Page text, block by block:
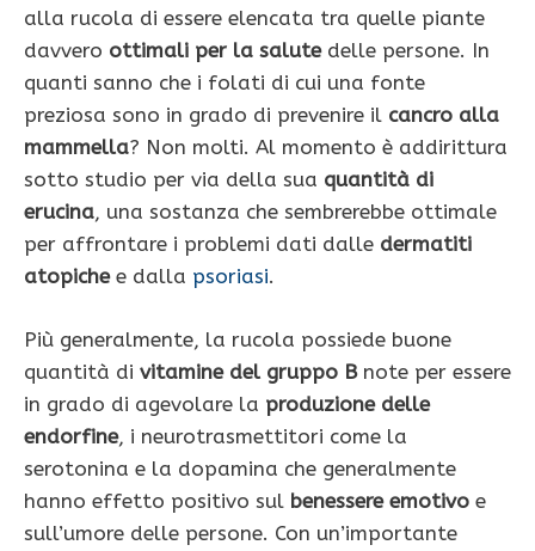
alla rucola di essere elencata tra quelle piante
davvero ottimali per la salutedelle persone. In
quanti sanno che i folati di cui una fonte
preziosa sono in grado di prevenire il cancro alla
mammella? Non molti. Al momento è addirittura
sotto studio per via della sua quantità di
erucina, una sostanza che sembrerebbe ottimale
per affrontare i problemi dati dalle dermatiti
atopichee dalla psoriasi.
Più generalmente, la rucola possiede buone
quantità di vitamine del gruppo Bnote per essere
in grado di agevolare la produzione delle
endorfine, i neurotrasmettitori come la
serotonina e la dopamina che generalmente
hanno effetto positivo sul benessere emotivo e
sull’umore delle persone. Con un’importante